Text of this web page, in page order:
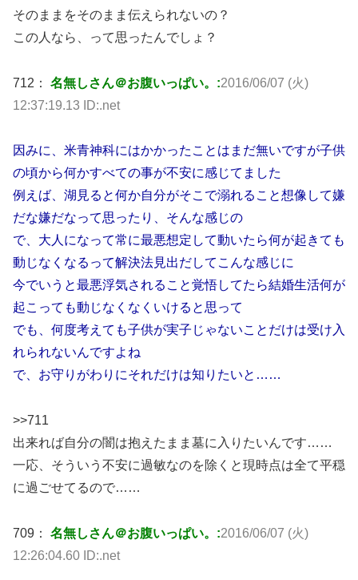
そのままをそのまま伝えられないの？
この人なら、って思ったんでしょ？
712： 名無しさん＠お腹いっぱい。:2016/06/07 (火)
12:37:19.13 ID:.net
因みに、米青神科にはかかったことはまだ無いですが子供
の頃から何かすべての事が不安に感じてました
例えば、湖見ると何か自分がそこで溺れること想像して嫌
だな嫌だなって思ったり、そんな感じの
で、大人になって常に最悪想定して動いたら何が起きても
動じなくなるって解決法見出だしてこんな感じに
今でいうと最悪浮気されること覚悟してたら結婚生活何が
起こっても動じなくなくいけると思って
でも、何度考えても子供が実子じゃないことだけは受け入
れられないんですよね
で、お守りがわりにそれだけは知りたいと……
>>711
出来れば自分の闇は抱えたまま墓に入りたいんです……
一応、そういう不安に過敏なのを除くと現時点は全て平穏
に過ごせてるので……
709： 名無しさん＠お腹いっぱい。:2016/06/07 (火)
12:26:04.60 ID:.net